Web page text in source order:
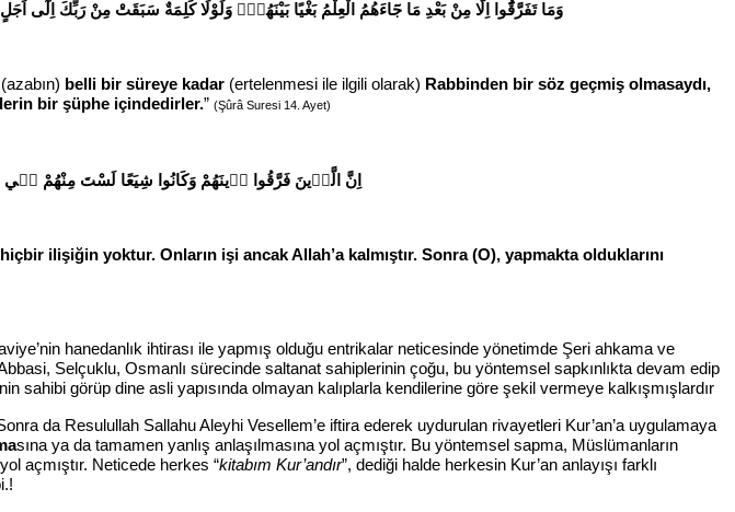
وَمَا تَفَرَّقُٓوا اِلَّا مِنْ بَعْدِ مَا جَٓاءَهُمُ الْعِلْمُ بَغْيًا بَيْنَهُمْۜ وَلَوْلَا كَلِمَةٌ سَبَقَتْ مِنْ
(azabın) belli bir süreye kadar (ertelenmesi ile ilgili olarak) Rabbinden bir söz geçmiş olmasaydı,
bir şüphe içindedirler.” (Şûrâ Suresi 14. Ayet)
اِنَّ الَّذ۪ينَ فَرَّقُوا د۪ينَهُمْ وَكَانُوا شِيَعًا لَسْتَ مِنْهُمْ ف۪ي
ilişiğin yoktur. Onların işi ancak Allah’a kalmıştır. Sonra (O), yapmakta olduklarını
hanedanlık ihtirası ile yapmış olduğu entrikalar neticesinde yönetimde Şeri ahkama ve
Selçuklu, Osmanlı sürecinde saltanat sahiplerinin çoğu, bu yöntemsel sapkınlıkta devam edip
sahibi görüp dine asli yapısında olmayan kalıplarla kendilerine göre şekil vermeye kalkışmışlardır
da Resulullah Sallahu Aleyhi Vesellem’e iftira ederek uydurulan rivayetleri Kur’an’a uygulamaya
sına ya da tamamen yanlış anlaşılmasına yol açmıştır. Bu yöntemsel sapma, Müslümanların
açmıştır. Neticede herkes “kitabım Kur’andır”, dediği halde herkesin Kur’an anlayışı farklı